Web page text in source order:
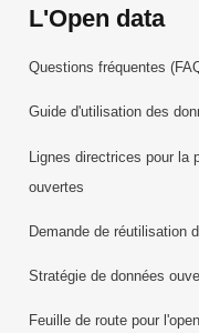
L'Open data
Questions fréquentes
Guide d'utilisation des
Lignes directrices pour la
ouvertes
Demande de réutilisation
Stratégie de données
Feuille de route pour